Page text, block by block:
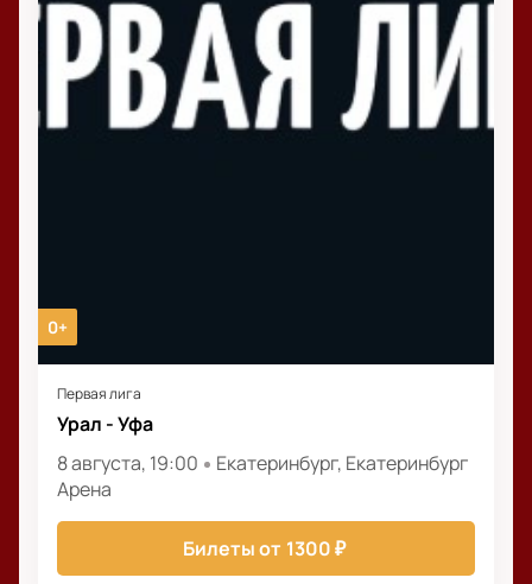
0+
Первая лига
Урал - Уфа
8 августа, 19:00
Екатеринбург, Екатеринбург
Арена
Билеты от 1300₽